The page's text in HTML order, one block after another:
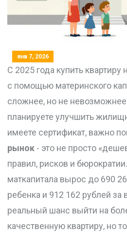
янв 7, 2026
С 2025 года купить
с помощью материнского
сложнее, но не
планируете улучшить
имеете сертификат, важно
рынок - это не просто
правил, рисков и
маткапитала вырос до 690
ребенка и 912 162 рублей за
реальный шанс выйти на
качественную квартиру, но